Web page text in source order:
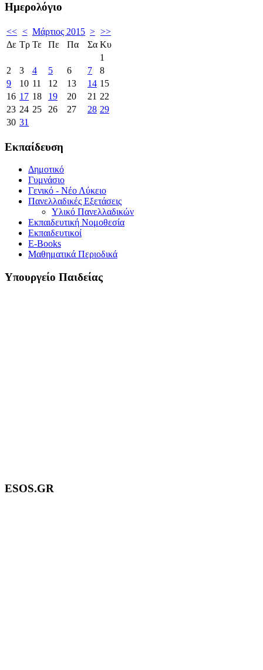
Ημερολόγιο
<< < Μάρτιος 2015 > >>
Δε Τρ Τε Πε Πα Σα Κυ
1
2
3 4 5 6 7
8
9
10 11 12 13 14 15
16 17 18 19 20 21 22
23 24 25 26 27 28 29
30 31
Εκπαίδευση
Δημοτικό
Γυμνάσιο
Γενικό - Νέο Λύκειο
Πανελλαδικές Εξετάσεις
Υλικό Πανελλαδικών
Εκπαιδευτική Νομοθεσία
Εκπαιδευτικοί
E-Books
Μαθηματικά Περιοδικά
Υπουργείο Παιδείας
ESOS.GR